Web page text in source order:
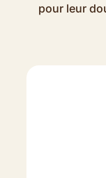
pour leur